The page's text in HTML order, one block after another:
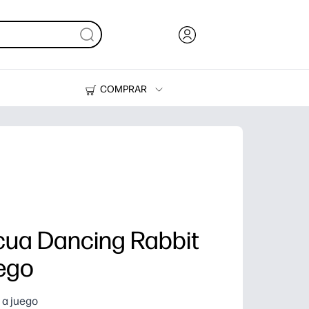
COMPRAR
Impresoras
Dancing Rabbit
juego